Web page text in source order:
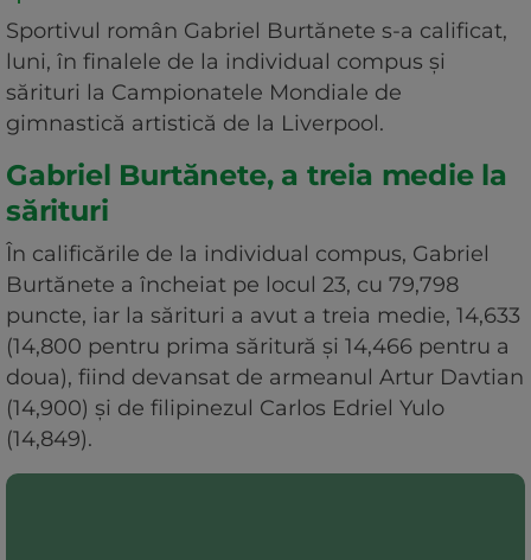
Sportivul român Gabriel Burtănete s-a calificat,
luni, în finalele de la individual compus şi
sărituri la Campionatele Mondiale de
gimnastică artistică de la Liverpool.
Gabriel Burtănete, a treia medie la
sărituri
În calificările de la individual compus, Gabriel
Burtănete a încheiat pe locul 23, cu 79,798
puncte, iar la sărituri a avut a treia medie, 14,633
(14,800 pentru prima săritură şi 14,466 pentru a
doua), fiind devansat de armeanul Artur Davtian
(14,900) şi de filipinezul Carlos Edriel Yulo
(14,849).